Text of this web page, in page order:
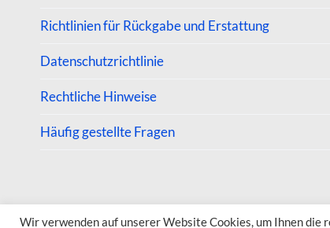
Richtlinien für Rückgabe und Erstattung
Datenschutzrichtlinie
Rechtliche Hinweise
Häufig gestellte Fragen
© 2026 VelarTrip
Wir verwenden auf unserer Website Cookies, um Ihnen